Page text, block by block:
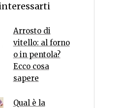
Arrosto di
vitello: al forno
o in pentola?
Ecco cosa
sapere
Qual è la